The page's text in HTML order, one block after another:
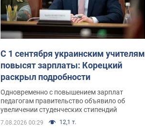
С 1 сентября украинским учителям
повысят зарплаты: Корецкий
раскрыл подробности
Одновременно с повышением зарплат
педагогам правительство объявило об
увеличении студенческих стипендий
7.08.2026 00:29 12,1 т.